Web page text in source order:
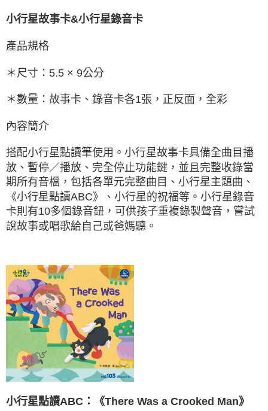
小行星故事卡&小行星錄音卡
產品規格
＊尺寸：5.5 × 9公分
＊數量：故事卡、錄音卡各1張，正反面，全彩
內容簡介
搭配小行星點讀筆使用。小行星故事卡具備全曲目播
放、暫停／播放、完全停止功能鍵，並且完整收錄當
期所有音檔，包括各單元完整曲目、小行星主題曲、
《小行星點讀ABC》、小行星的祝福等。小行星錄音
卡則有10多個錄音鈕，可供孩子重複錄製聲音，嘗試
說故事或唱歌給自己或爸媽聽。
小行星點讀ABC：《There Was a Crooked Man》